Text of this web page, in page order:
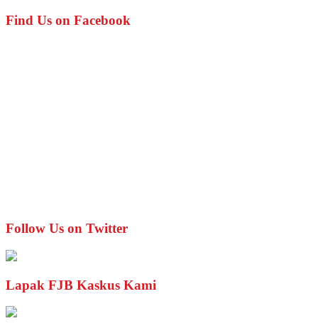
Find Us on Facebook
Follow Us on Twitter
Lapak FJB Kaskus Kami